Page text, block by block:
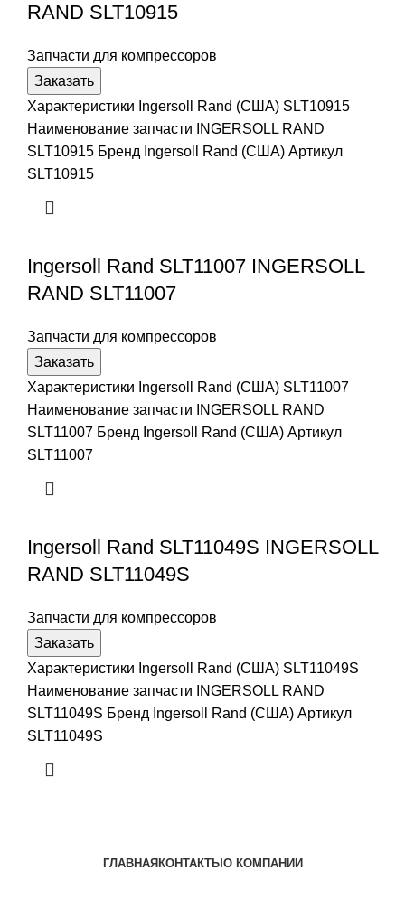
RAND SLT10915
Запчасти для компрессоров
Заказать
Характеристики Ingersoll Rand (США) SLT10915
Наименование запчасти INGERSOLL RAND
SLT10915 Бренд Ingersoll Rand (США) Артикул
SLT10915
Ingersoll Rand SLT11007 INGERSOLL
RAND SLT11007
Запчасти для компрессоров
Заказать
Характеристики Ingersoll Rand (США) SLT11007
Наименование запчасти INGERSOLL RAND
SLT11007 Бренд Ingersoll Rand (США) Артикул
SLT11007
Ingersoll Rand SLT11049S INGERSOLL
RAND SLT11049S
Запчасти для компрессоров
Заказать
Характеристики Ingersoll Rand (США) SLT11049S
Наименование запчасти INGERSOLL RAND
SLT11049S Бренд Ingersoll Rand (США) Артикул
SLT11049S
ГЛАВНАЯ КОНТАКТЫ О КОМПАНИИ